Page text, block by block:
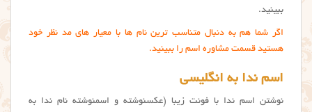
ببینید.
اگر شما هم به دنبال متناسب ترین نام ها با معیار های مد نظر خود
هستید قسمت مشاوره اسم را ببینید.
اسم ندا به انگلیسی
نوشتن اسم ندا با فونت زیبا (عکسنوشته و اسمنوشته نام ندا به